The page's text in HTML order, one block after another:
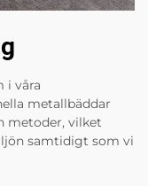
i våra
metallbäddar
metoder, vilket
samtidigt som vi